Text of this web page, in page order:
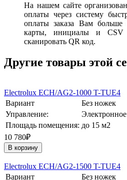
На нашем сайте
оплаты через систему
оплаты заказа Вам
карты, инициалы и CSV
сканировать QR код.
Другие товары этой
Electrolux ECH/AG2-1000 T-TUE4
Вариант
Без ножек
Управление:
Электронное
Площадь помещения: до 15 м2
10 780₽
В корзину
Electrolux ECH/AG2-1500 T-TUE4
Вариант
Без ножек